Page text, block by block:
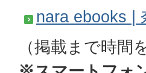
nara ebooks |
（掲載まで時